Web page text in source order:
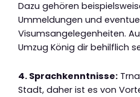
Dazu gehören
Ummeldungen und
Visumsangelegenheiten.
Umzug König dir behilflich
4. Sprachkenntnisse:
Stadt, daher ist es von